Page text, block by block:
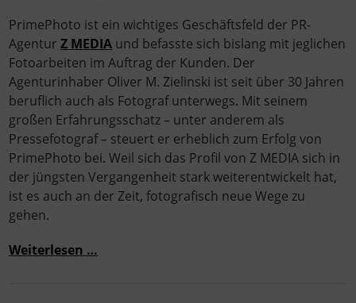
PrimePhoto ist ein wichtiges Geschäftsfeld der PR-
AgenturZ MEDIA und befasste sich bislang mit jeglichen
Fotoarbeiten im Auftrag der Kunden. Der
Agenturinhaber Oliver M. Zielinski ist seit über 30 Jahren
beruflich auch als Fotograf unterwegs. Mit seinem
großen Erfahrungsschatz – unter anderem als
Pressefotograf – steuert er erheblich zum Erfolg von
PrimePhoto bei. Weil sich das Profil von Z MEDIA sich in
der jüngsten Vergangenheit stark weiterentwickelt hat,
ist es auch an der Zeit, fotografisch neue Wege zu
gehen.
Weiterlesen …